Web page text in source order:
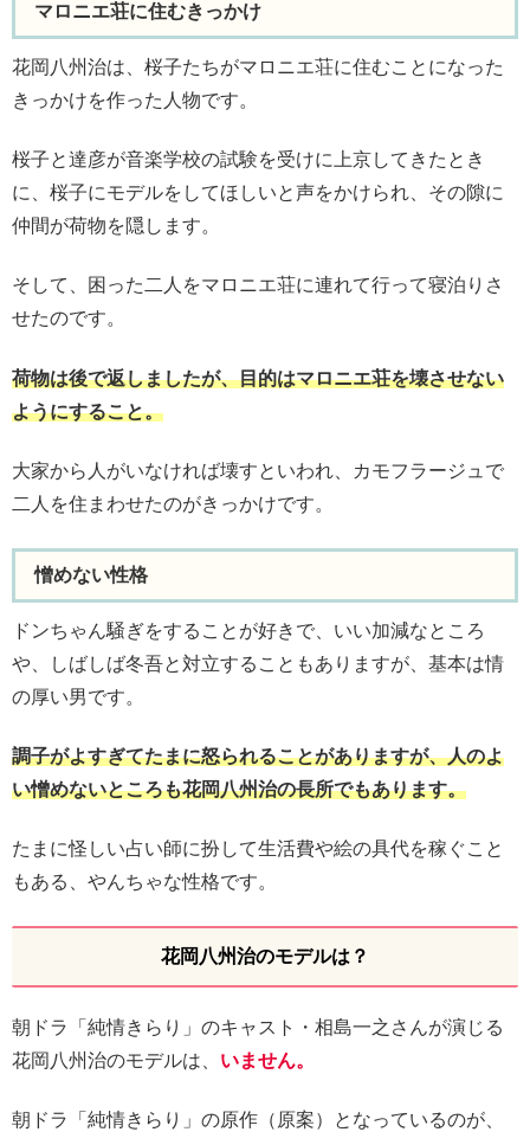
マロニエ荘に住むきっかけ
花岡八州治は、桜子たちがマロニエ荘に住むことになった
きっかけを作った人物です。
桜子と達彦が音楽学校の試験を受けに上京してきたとき
に、桜子にモデルをしてほしいと声をかけられ、その隙に
仲間が荷物を隠します。
そして、困った二人をマロニエ荘に連れて行って寝泊りさ
せたのです。
荷物は後で返しましたが、目的はマロニエ荘を壊させない
ようにすること。
大家から人がいなければ壊すといわれ、カモフラージュで
二人を住まわせたのがきっかけです。
憎めない性格
ドンちゃん騒ぎをすることが好きで、いい加減なところ
や、しばしば冬吾と対立することもありますが、基本は情
の厚い男です。
調子がよすぎてたまに怒られることがありますが、人のよ
い憎めないところも花岡八州治の長所でもあります。
たまに怪しい占い師に扮して生活費や絵の具代を稼ぐこと
もある、やんちゃな性格です。
花岡八州治のモデルは？
朝ドラ「純情きらり」のキャスト・相島一之さんが演じる
花岡八州治のモデルは、 いません。
朝ドラ「純情きらり」の原作（原案）となっているのが、